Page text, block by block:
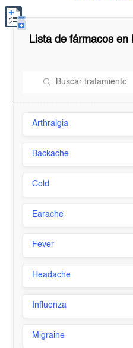
Lista de fármacos en
Arthralgia
Backache
Cold
Earache
Fever
Headache
Influenza
Migraine